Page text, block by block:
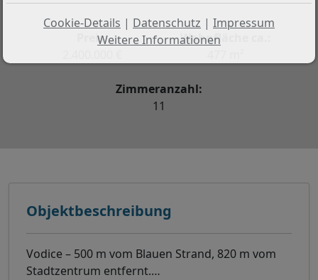
Preis:
Wohnfläche ca.:
Zimmeranzahl:
11
Objektbeschreibung
Vodice – 500 m vom Blauen Strand, 820 m vom
Stadtzentrum entfernt.…
Cookie-Details | Datenschutz | Impressum
Weitere Informationen